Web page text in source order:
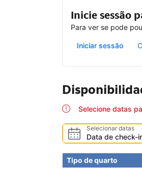
Inicie sessão
Para ver se pode
Iniciar sessão
Selecione datas
Selecionar datas
Data de check-
Tipo de quarto